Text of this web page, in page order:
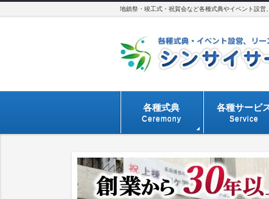
地鎮祭・竣工式・祝賀会など各種式典やイベント設
各種式典
Ceremony
各種サービ
Service